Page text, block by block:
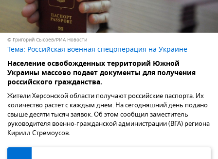
© Григорий Сысоев/РИА Новости
Тема: Российская военная спецоперация на Украине
Население освобожденных территорий Южной
Украины массово подает документы для получения
российского гражданства.
Жители Херсонской области получают российские паспорта. Их
количество растет с каждым днем. На сегодняшний день подано
свыше десяти тысяч заявок. Об этом сообщил заместитель
руководителя военно-гражданской администрации (ВГА) региона
Кирилл Стремоусов.